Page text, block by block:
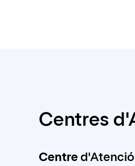
Centres
Centre